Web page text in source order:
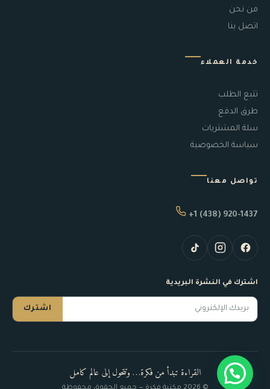
من نحن
اتصل بنا
خدمة العملاء
تتبع الطلب
طرق الدفع
سلة المشتريات
سياسة الخصوصية
تواصل معنا
+1 (438) 920-1437
اشترك في النشرة البريدية
اشترك
القراءة تبدأ من فكرة… وتتحول إلى عالم كامل